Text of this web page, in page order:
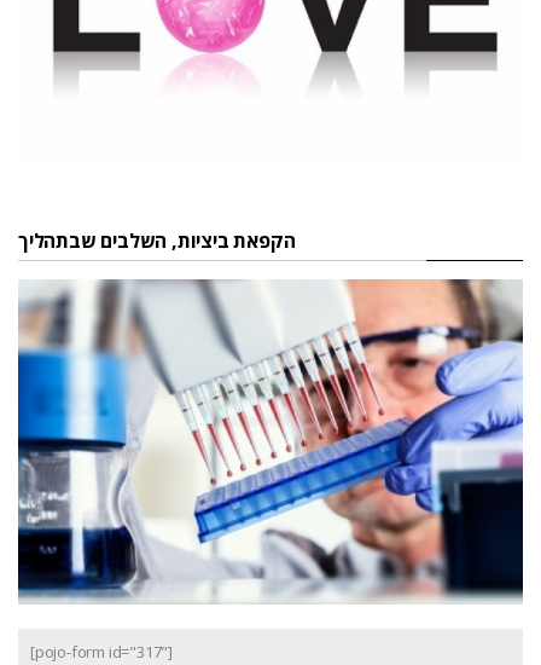
הקפאת ביציות, השלבים שבתהליך
[pojo-form id="317"]